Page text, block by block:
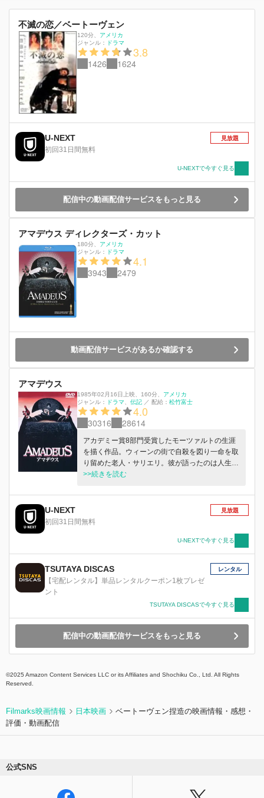
不滅の恋／ベートーヴェン
120分
アメリカ
ジャンル：
ドラマ
3.8
1426 1624
U-NEXT
初回31日間無料
見放題
U-NEXTで今すぐ見る
配信中の動画配信サービスをもっと見る
アマデウス ディレクターズ・カット
180分
アメリカ
ジャンル：
ドラマ
4.1
3943 2479
動画配信サービスがあるか確認する
アマデウス
1985年02月16日上映 160分
アメリカ
ジャンル：
ドラマ 伝記 ／ 配給： 松竹富士
4.0
30316 28614
アカデミー賞8部門受賞したモーツァルトの生涯
を描く作品。ウィーンの街で自殺を図り一命を取
り留めた老人・サリエリ。彼が語ったのは人生が
変わった原因となったウォルフガング・アマデウ
>>続きを読む
U-NEXT
初回31日間無料
見放題
U-NEXTで今すぐ見る
TSUTAYA DISCAS
【宅配レンタル】単品レンタルクーポン1枚プレゼ
ント
レンタル
TSUTAYA DISCASで今すぐ見る
配信中の動画配信サービスをもっと見る
©2025 Amazon Content Services LLC or its Affiliates and Shochiku Co., Ltd. All Rights
Reserved.
Filmarks映画情報 日本映画
ベートーヴェン捏造の映画情報・感想・
評価・動画配信
公式SNS